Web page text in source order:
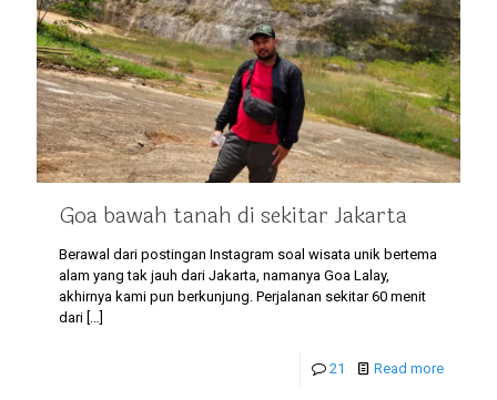
Goa bawah tanah di sekitar Jakarta
Berawal dari postingan Instagram soal wisata unik bertema
alam yang tak jauh dari Jakarta, namanya Goa Lalay,
akhirnya kami pun berkunjung. Perjalanan sekitar 60 menit
dari
21 Read more